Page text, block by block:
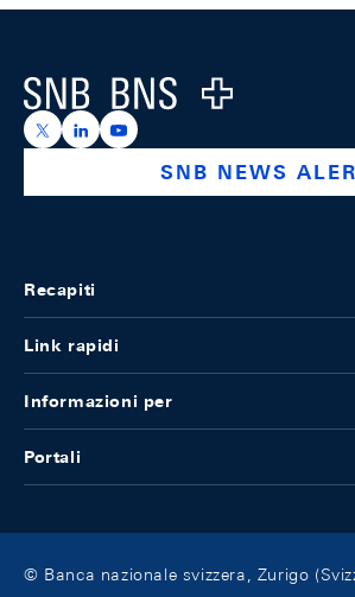
Logo
https://x.com/snb_bns
https://ch.linkedin.com/
https://
SNB NEWS
Recapiti
Link rapidi
Informazioni per
Portali
© Banca nazionale svizzera, Zurigo